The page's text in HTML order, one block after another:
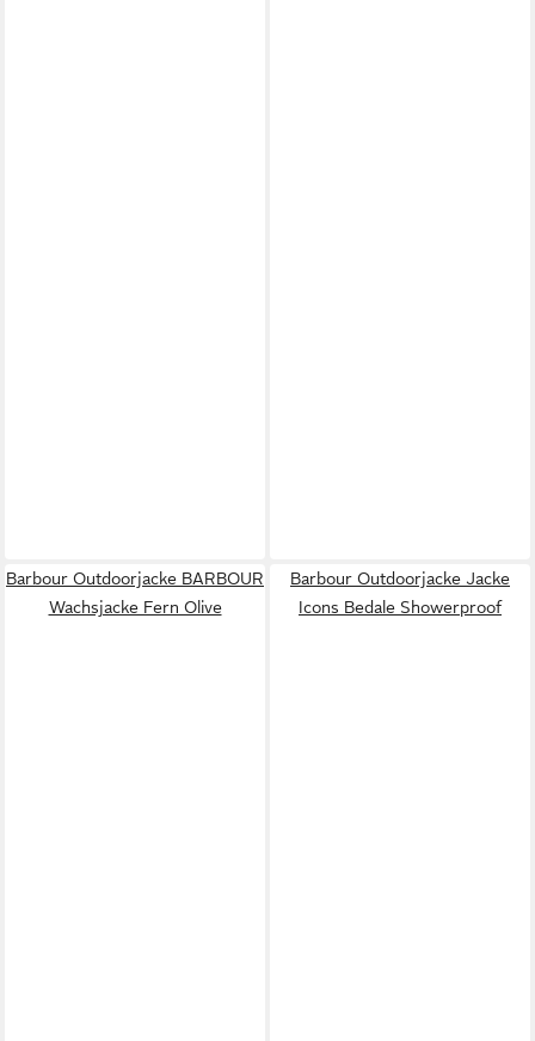
Barbour Outdoorjacke BARBOUR
Wachsjacke Fern Olive
Barbour Outdoorjacke Jacke
Icons Bedale Showerproof